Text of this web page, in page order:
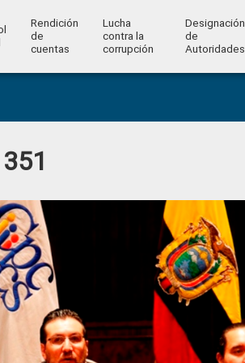
Rendición
de
cuentas
Lucha
contra la
corrupción
Designación
de
Autoridades